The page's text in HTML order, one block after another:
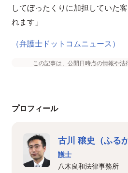
してぼったくりに加担していた
れます」
（弁護士ドットコムニュース）
この記事は、公開日時点の情報や法
プロフィール
古川 穣史（ふる
護士
八木良和法律事務所